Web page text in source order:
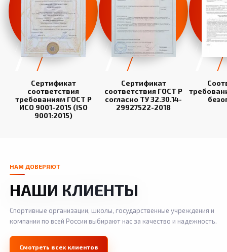
Сертификат
соответствия
требованиям ГОСТ Р
ИСО 9001-2015 (ISO
9001:2015)
Сертификат
соответствия ГОСТ Р
согласно ТУ 32.30.14-
29927522-2018
НАМ ДОВЕРЯЮТ
НАШИ КЛИЕНТЫ
Спортивные организации, школы, государственные учреждения и
компании по всей России выбирают нас за качество и надежность.
Смотреть всех клиентов